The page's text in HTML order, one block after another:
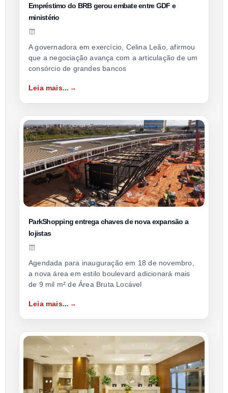
Empréstimo do BRB gerou embate entre GDF e
ministério
A governadora em exercício, Celina Leão, afirmou
que a negociação avança com a articulação de um
consórcio de grandes bancos
Leia mais...
ParkShopping entrega chaves de nova expansão a
lojistas
Agendada para inauguração em 18 de novembro,
a nova área em estilo boulevard adicionará mais
de 9 mil m² de Área Bruta Locável
Leia mais...